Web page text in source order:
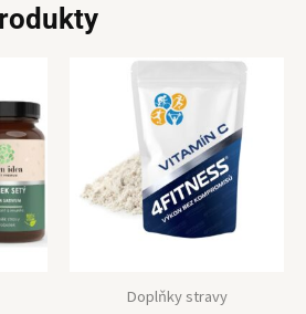
Doplňky stravy